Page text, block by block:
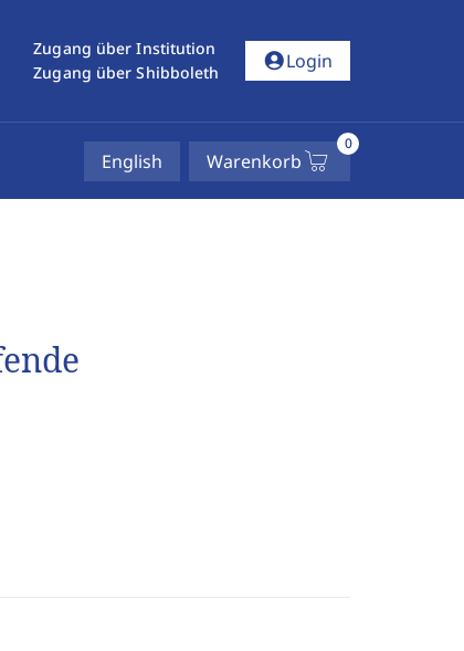
Zugang über Institution
Zugang über Shibboleth
account_circleLogin
English Warenkorb
0